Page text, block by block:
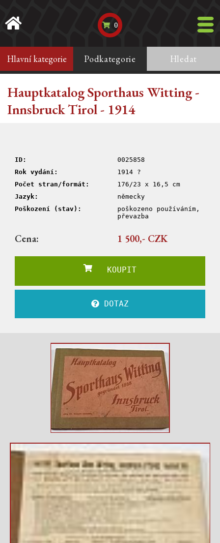
0
Hlavní kategorie Podkategorie Hledat
Hauptkatalog Sporthaus Witting -
Innsbruck Tirol - 1914
ID:
0025858
Rok vydání:
1914 ?
Počet stran/formát:
176/23 x 16,5 cm
Jazyk:
německy
Poškození (stav):
poškozeno používáním,
převazba
Cena: 1 500,- CZK
KOUPIT
DOTAZ